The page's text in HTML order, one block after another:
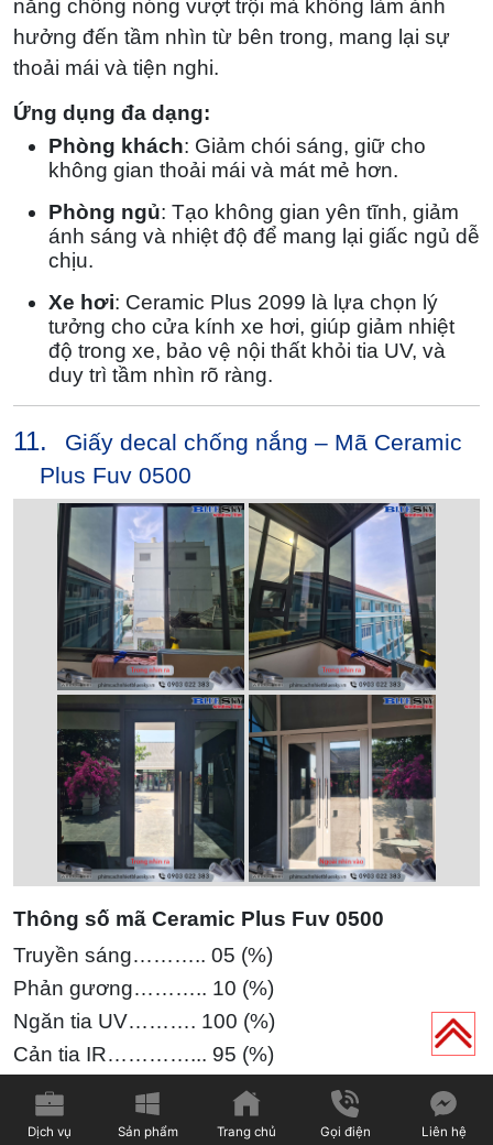
năng chống nóng vượt trội mà không làm ảnh
hưởng đến tầm nhìn từ bên trong, mang lại sự
thoải mái và tiện nghi.
Ứng dụng đa dạng:
Phòng khách: Giảm chói sáng, giữ cho
không gian thoải mái và mát mẻ hơn.
Phòng ngủ: Tạo không gian yên tĩnh, giảm
ánh sáng và nhiệt độ để mang lại giấc ngủ dễ
chịu.
Xe hơi: Ceramic Plus 2099 là lựa chọn lý
tưởng cho cửa kính xe hơi, giúp giảm nhiệt
độ trong xe, bảo vệ nội thất khỏi tia UV, và
duy trì tầm nhìn rõ ràng.
11.
Giấy decal chống nắng – Mã Ceramic
Plus Fuv 0500
Thông số mã Ceramic Plus Fuv 0500
Truyền sáng……….. 05 (%)
Phản gương……….. 10 (%)
Ngăn tia UV………. 100 (%)
Cản tia IR…………... 95 (%)
Bảng giá:
Giá thi công:380.000 VNĐ/M2
Dịch vụ Sản phẩm Trang chủ Gọi điện Liên hệ